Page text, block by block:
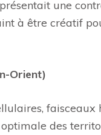
une
à être créatif
Orient)
des